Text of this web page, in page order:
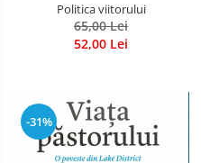
Politica viitorului
65,00 Lei
52,00 Lei
-31%